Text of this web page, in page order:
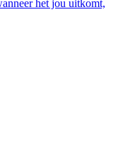
het jou uitkomt,